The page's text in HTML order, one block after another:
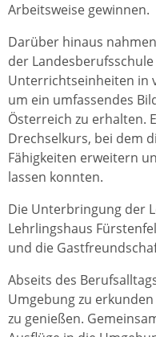
Arbeitsweise gewinnen.
Darüber hinaus
der
Unterrichtseinheiten in
um ein umfassendes
Österreich zu erhalten.
Drechselkurs, bei dem
Fähigkeiten erweitern
lassen konnten.
Die Unterbringung der
Lehrlingshaus
und die
Abseits des
Umgebung zu
zu genießen.